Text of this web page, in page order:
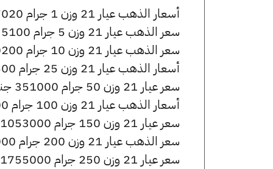
أسعار الذهب عيار 21 وزن 1 جرام 7020 جنيه للشراء، وللبيع 7090 جنيه.
سعر الذهب عيار 21 وزن 5 جرام 35100 جنيه للشراء، وللبيع 35450 جنيه.
سعر الذهب عيار 21 وزن 10 جرام 70200 جنيه للشراء، وللبيع 70900 جنيه.
أسعار الذهب عيار 21 وزن 25 جرام 175500 جنيه للشراء، وللبيع 177250 جنيه.
سعر عيار 21 وزن 50 جرام 351000 جنيه للشراء، وللبيع 354500 جنيه.
أسعار الذهب عيار 21 وزن 100 جرام 702000 جنيه للشراء، وللبيع 709000 جنيه.
سعر عيار 21 وزن 150 جرام 1053000 جنيه للشراء، وللبيع 1063500 جنيه.
سعر الذهب عيار 21 وزن 200 جرام 1404000 جنيه للشراء، وللبيع 1418000 جنيه.
سعر عيار 21 وزن 250 جرام 1755000 جنيه للشراء، وللبيع 1772500 جنيه.